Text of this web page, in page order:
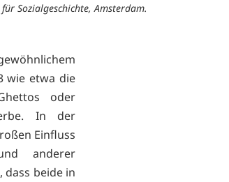
Sozialgeschichte, Amsterdam.
wie etwa die
oder
In der
Einfluss
anderer
dass beide in